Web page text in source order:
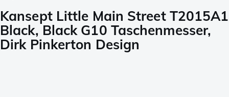
Kansept Little Main Street T2015A1
Black, Black G10 Taschenmesser,
Dirk Pinkerton Design